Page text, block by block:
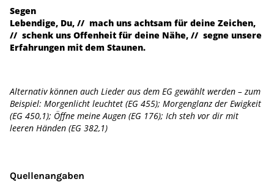
Segen
Lebendige, Du, // mach uns achtsam für deine Zeichen,
// schenk uns Offenheit für deine Nähe, // segne unsere
Erfahrungen mit dem Staunen.
Alternativ können auch Lieder aus dem EG gewählt werden – zum
Beispiel: Morgenlicht leuchtet (EG 455); Morgenglanz der Ewigkeit
(EG 450,1); Öffne meine Augen (EG 176); Ich steh vor dir mit
leeren Händen (EG 382,1)
Quellenangaben